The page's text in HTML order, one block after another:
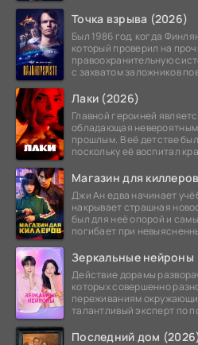
Точка взрыва (2026)
Был 1986 год, когда
который проверил на
правоохранительную
с захватом заложников
Лаки (2026)
Главной героиней
обладающая
прошлым. В её детстве
поскольку её воспитал
Магазин для
Джи Ан едва начинает
накрывает страшная
был для неё опорой и
погибает при
Зеркальные нейроны
Действие дорамы
которых совершенно
переживаниям
талантливый эксперт по
Последний дом